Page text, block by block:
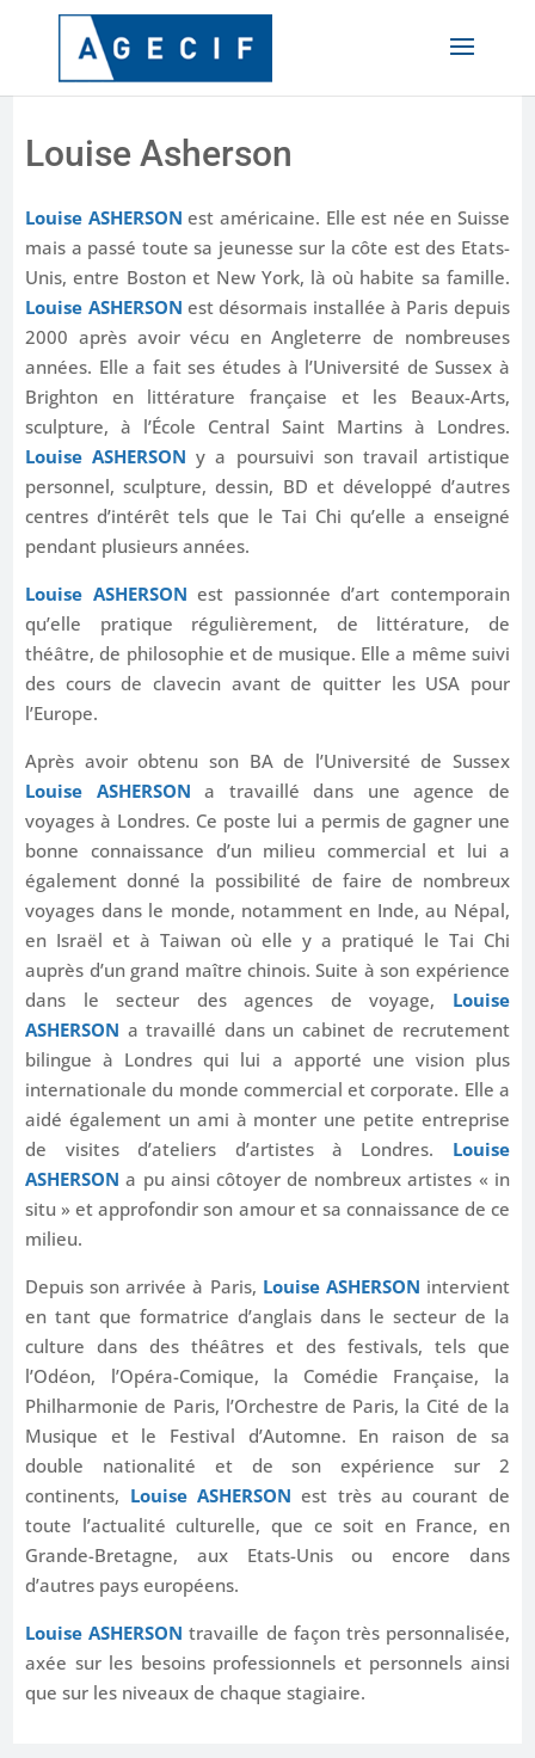
Louise Asherson
Louise ASHERSON est américaine. Elle est née en Suisse
mais a passé toute sa jeunesse sur la côte est des Etats-
Unis, entre Boston et New York, là où habite sa famille.
Louise ASHERSON est désormais installée à Paris depuis
2000 après avoir vécu en Angleterre de nombreuses
années. Elle a fait ses études à l’Université de Sussex à
Brighton en littérature française et les Beaux-Arts,
sculpture, à l’École Central Saint Martins à Londres.
Louise ASHERSON y a poursuivi son travail artistique
personnel, sculpture, dessin, BD et développé d’autres
centres d’intérêt tels que le Tai Chi qu’elle a enseigné
pendant plusieurs années.
Louise ASHERSON est passionnée d’art contemporain
qu’elle pratique régulièrement, de littérature, de
théâtre, de philosophie et de musique. Elle a même suivi
des cours de clavecin avant de quitter les USA pour
l’Europe.
Après avoir obtenu son BA de l’Université de Sussex
Louise ASHERSON a travaillé dans une agence de
voyages à Londres. Ce poste lui a permis de gagner une
bonne connaissance d’un milieu commercial et lui a
également donné la possibilité de faire de nombreux
voyages dans le monde, notamment en Inde, au Népal,
en Israël et à Taiwan où elle y a pratiqué le Tai Chi
auprès d’un grand maître chinois. Suite à son expérience
dans le secteur des agences de voyage, Louise
ASHERSON a travaillé dans un cabinet de recrutement
bilingue à Londres qui lui a apporté une vision plus
internationale du monde commercial et corporate. Elle a
aidé également un ami à monter une petite entreprise
de visites d’ateliers d’artistes à Londres. Louise
ASHERSON a pu ainsi côtoyer de nombreux artistes « in
situ » et approfondir son amour et sa connaissance de ce
milieu.
Depuis son arrivée à Paris, Louise ASHERSON intervient
en tant que formatrice d’anglais dans le secteur de la
culture dans des théâtres et des festivals, tels que
l’Odéon, l’Opéra-Comique, la Comédie Française, la
Philharmonie de Paris, l’Orchestre de Paris, la Cité de la
Musique et le Festival d’Automne. En raison de sa
double nationalité et de son expérience sur 2
continents, Louise ASHERSON est très au courant de
toute l’actualité culturelle, que ce soit en France, en
Grande-Bretagne, aux Etats-Unis ou encore dans
d’autres pays européens.
Louise ASHERSONtravaille de façon très personnalisée,
axée sur les besoins professionnels et personnels ainsi
que sur les niveaux de chaque stagiaire.